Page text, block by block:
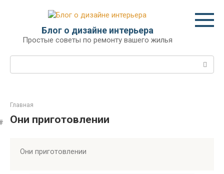
Блог о дизайне интерьера
Простые советы по ремонту вашего жилья
Поиск:
Главная
Они приготовлении
Они приготовлении